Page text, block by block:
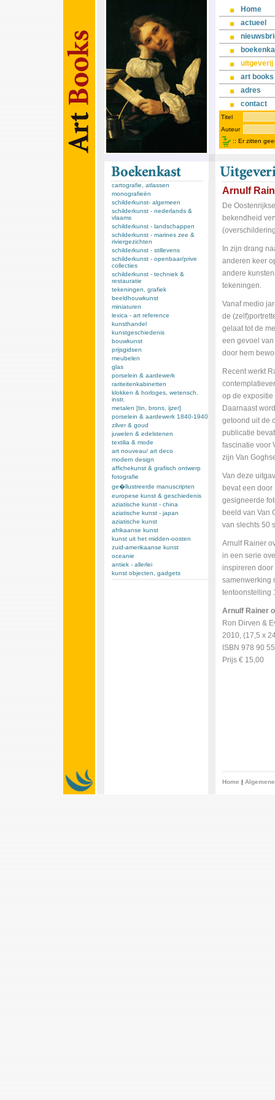
Home
actueel
uitgeverij
art books
adres
contact
Titel
Auteur
:: Er zitten
cartografie, atlassen
monografieën
schilderkunst- algemeen
schilderkunst - nederlands &
vlaams
schilderkunst - landschappen
schilderkunst - marines zee &
riviergezichten
schilderkunst - stillevens
schilderkunst - openbaar/prive
collecties
schilderkunst - techniek &
restauratie
tekeningen, grafiek
beeldhouwkunst
miniaturen
lexica - art reference
kunsthandel
kunstgeschiedenis
bouwkunst
prijsgidsen
meubelen
glas
porselein & aardewerk
rariteitenkabinetten
klokken & horloges, wetensch.
instr.
metalen [tin, brons, ijzer]
porselein & aardewerk 1840-1940
zilver & goud
juwelen & edelstenen
textilia & mode
art nouveau/ art deco
modern design
affichekunst & grafisch ontwerp
fotografie
ge�llustreerde manuscripten
europese kunst & geschiedenis
aziatische kunst - china
aziatische kunst - japan
aziatische kunst
afrikaanse kunst
kunst uit het midden-oosten
zuid-amerikaanse kunst
oceanie
antiek - allerlei
kunst objecten, gadgets
Arnulf
De
bekendheid
In zijn drang
anderen keer
andere
tekeningen.
Vanaf medio
de
gelaat tot de
een gevoel
door hem
Recent werkt
op de
Daarnaast
getoond uit de
publicatie
fascinatie voor
zijn Van
Van deze
bevat een
gesigneerde
beeld van Van
van slechts 50
Arnulf Rainer
in een serie
inspireren door
samenwerking
tentoonstelling
Arnulf Rainer
Ron Dirven &
2010, (17,5 x
ISBN 978 90
Prijs € 15,00
Home |